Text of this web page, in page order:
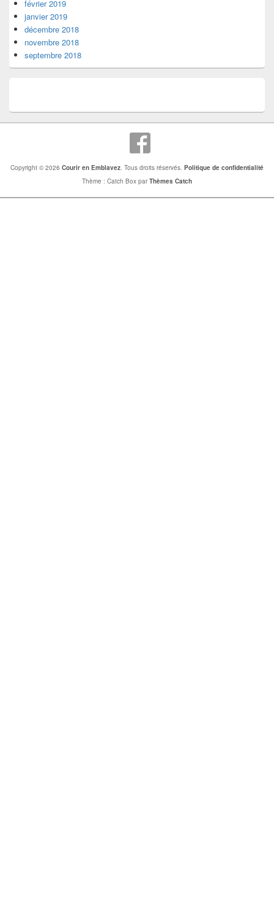
février 2019
janvier 2019
décembre 2018
novembre 2018
septembre 2018
Copyright © 2026 Courir en Emblavez. Tous droits réservés. Politique de confidentialité
Thème : Catch Box parThèmes Catch